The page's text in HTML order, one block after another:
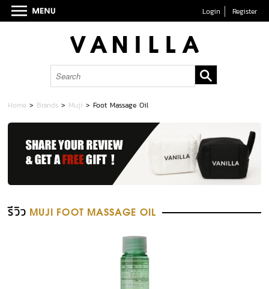
Login Register
Home > Brands > Muji >Foot Massage Oil
รีวิว MUJI FOOT MASSAGE OIL